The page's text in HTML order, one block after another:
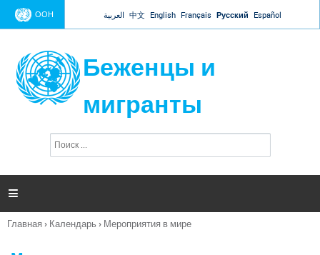
Jump to navigation
ООН العربية 中文 English Français Русский Español
Беженцы и
мигранты
п
и

Вы
Главная › Календарь › Мероприятия в мире